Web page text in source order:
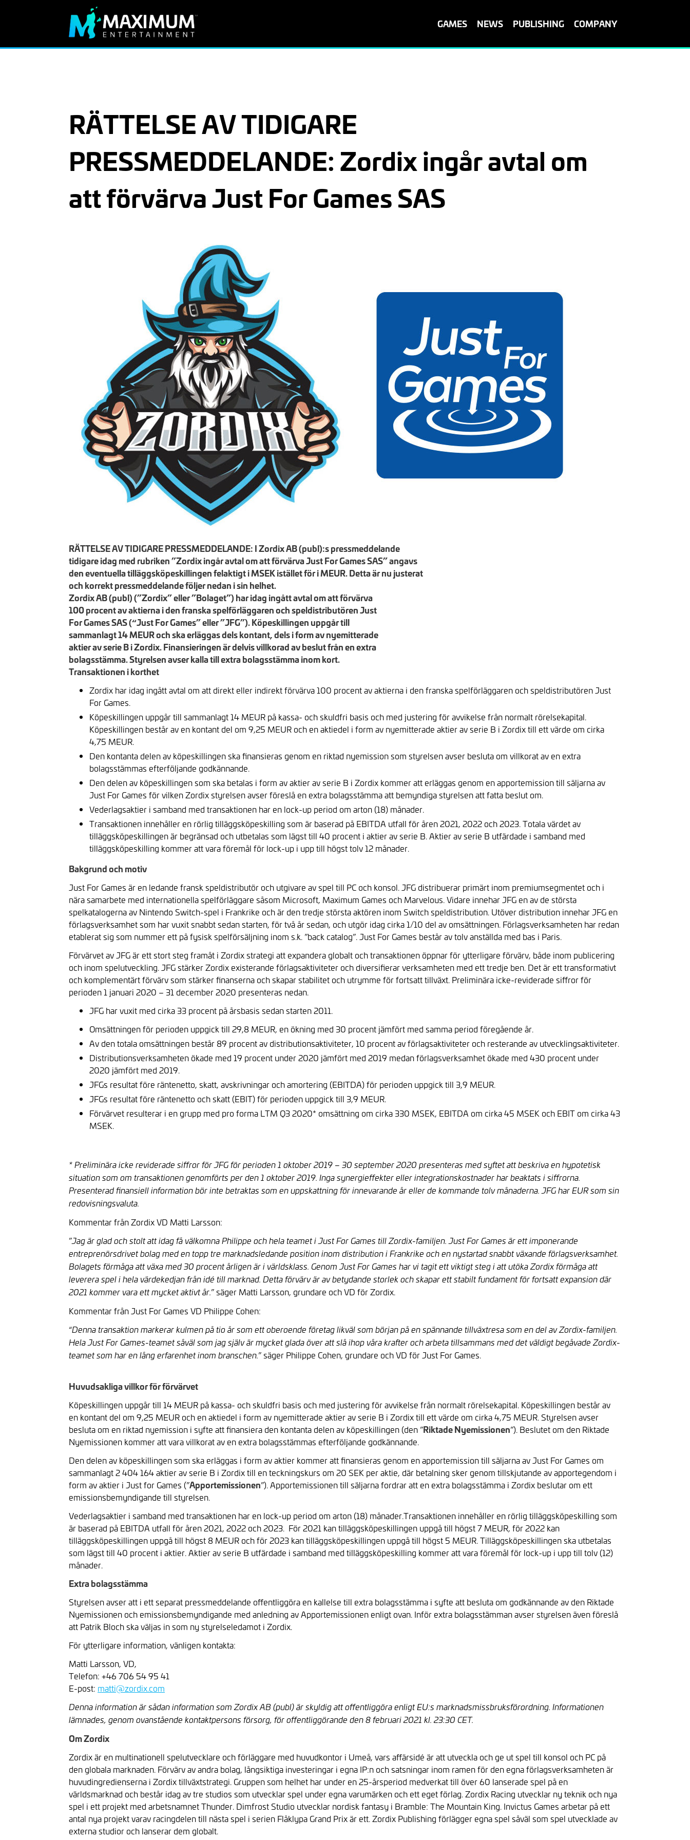
GAMES NEWS PUBLISHING COMPANY
RÄTTELSE AV TIDIGARE
PRESSMEDDELANDE: Zordix ingår avtal om
att förvärva Just For Games SAS
RÄTTELSE AV TIDIGARE PRESSMEDDELANDE: I Zordix AB (publ):s pressmeddelande
tidigare idag med rubriken ”Zordix ingår avtal om att förvärva Just For Games SAS” angavs
den eventuella tilläggsköpeskillingen felaktigt i MSEK istället för i MEUR. Detta är nu justerat
och korrekt pressmeddelande följer nedan i sin helhet.
Zordix AB (publ) (”Zordix” eller ”Bolaget”) har idag ingått avtal om att förvärva
100 procent av aktierna i den franska spelförläggaren och speldistributören Just
For Games SAS (“Just For Games” eller ”JFG”). Köpeskillingen uppgår till
sammanlagt 14 MEUR och ska erläggas dels kontant, dels i form av nyemitterade
aktier av serie B i Zordix. Finansieringen är delvis villkorad av beslut från en extra
bolagsstämma. Styrelsen avser kalla till extra bolagsstämma inom kort.
Transaktionen i korthet
Zordix har idag ingått avtal om att direkt eller indirekt förvärva 100 procent av aktierna i den franska spelförläggaren och speldistributören Just
For Games.
Köpeskillingen uppgår till sammanlagt 14 MEUR på kassa- och skuldfri basis och med justering för avvikelse från normalt rörelsekapital.
Köpeskillingen består av en kontant del om 9,25 MEUR och en aktiedel i form av nyemitterade aktier av serie B i Zordix till ett värde om cirka
4,75 MEUR.
Den kontanta delen av köpeskillingen ska finansieras genom en riktad nyemission som styrelsen avser besluta om villkorat av en extra
bolagsstämmas efterföljande godkännande.
Den delen av köpeskillingen som ska betalas i form av aktier av serie B i Zordix kommer att erläggas genom en apportemission till säljarna av
Just For Games för vilken Zordix styrelsen avser föreslå en extra bolagsstämma att bemyndiga styrelsen att fatta beslut om.
Vederlagsaktier i samband med transaktionen har en lock-up period om arton (18) månader.
Transaktionen innehåller en rörlig tilläggsköpeskilling som är baserad på EBITDA utfall för åren 2021, 2022 och 2023. Totala värdet av
tilläggsköpeskillingen är begränsad och utbetalas som lägst till 40 procent i aktier av serie B. Aktier av serie B utfärdade i samband med
tilläggsköpeskilling kommer att vara föremål för lock-up i upp till högst tolv 12 månader.
Bakgrund och motiv
Just For Games är en ledande fransk speldistributör och utgivare av spel till PC och konsol. JFG distribuerar primärt inom premiumsegmentet och i
nära samarbete med internationella spelförläggare såsom Microsoft, Maximum Games och Marvelous. Vidare innehar JFG en av de största
spelkatalogerna av Nintendo Switch-spel i Frankrike och är den tredje största aktören inom Switch speldistribution. Utöver distribution innehar JFG en
förlagsverksamhet som har vuxit snabbt sedan starten, för två år sedan, och utgör idag cirka 1/10 del av omsättningen. Förlagsverksamheten har redan
etablerat sig som nummer ett på fysisk spelförsäljning inom s.k. ”back catalog”. Just For Games består av tolv anställda med bas i Paris.
Förvärvet av JFG är ett stort steg framåt i Zordix strategi att expandera globalt och transaktionen öppnar för ytterligare förvärv, både inom publicering
och inom spelutveckling. JFG stärker Zordix existerande förlagsaktiviteter och diversifierar verksamheten med ett tredje ben. Det är ett transformativt
och komplementärt förvärv som stärker finanserna och skapar stabilitet och utrymme för fortsatt tillväxt. Preliminära icke-reviderade siffror för
perioden 1 januari 2020 – 31 december 2020 presenteras nedan.
JFG har vuxit med cirka 33 procent på årsbasis sedan starten 2011.
Omsättningen för perioden uppgick till 29,8 MEUR, en ökning med 30 procent jämfört med samma period föregående år.
Av den totala omsättningen består 89 procent av distributionsaktiviteter, 10 procent av förlagsaktiviteter och resterande av utvecklingsaktiviteter.
Distributionsverksamheten ökade med 19 procent under 2020 jämfört med 2019 medan förlagsverksamhet ökade med 430 procent under
2020 jämfört med 2019.
JFGs resultat före räntenetto, skatt, avskrivningar och amortering (EBITDA) för perioden uppgick till 3,9 MEUR.
JFGs resultat före räntenetto och skatt (EBIT) för perioden uppgick till 3,9 MEUR.
Förvärvet resulterar i en grupp med pro forma LTM Q3 2020* omsättning om cirka 330 MSEK, EBITDA om cirka 45 MSEK och EBIT om cirka 43
MSEK.
* Preliminära icke reviderade siffror för JFG för perioden 1 oktober 2019 – 30 september 2020 presenteras med syftet att beskriva en hypotetisk
situation som om transaktionen genomförts per den 1 oktober 2019. Inga synergieffekter eller integrationskostnader har beaktats i siffrorna.
Presenterad finansiell information bör inte betraktas som en uppskattning för innevarande år eller de kommande tolv månaderna. JFG har EUR som sin
redovisningsvaluta.
Kommentar från Zordix VD Matti Larsson:
”Jag är glad och stolt att idag få välkomna Philippe och hela teamet i Just For Games till Zordix-familjen. Just For Games är ett imponerande
entreprenörsdrivet bolag med en topp tre marknadsledande position inom distribution i Frankrike och en nystartad snabbt växande förlagsverksamhet.
Bolagets förmåga att växa med 30 procent årligen är i världsklass. Genom Just For Games har vi tagit ett viktigt steg i att utöka Zordix förmåga att
leverera spel i hela värdekedjan från idé till marknad. Detta förvärv är av betydande storlek och skapar ett stabilt fundament för fortsatt expansion där
2021 kommer vara ett mycket aktivt år.” säger Matti Larsson, grundare och VD för Zordix.
Kommentar från Just For Games VD Philippe Cohen:
“Denna transaktion markerar kulmen på tio år som ett oberoende företag likväl som början på en spännande tillväxtresa som en del av Zordix-familjen.
Hela Just For Games-teamet såväl som jag själv är mycket glada över att slå ihop våra krafter och arbeta tillsammans med det väldigt begåvade Zordix-
teamet som har en lång erfarenhet inom branschen.” säger Philippe Cohen, grundare och VD för Just For Games.
Huvudsakliga villkor för förvärvet
Köpeskillingen uppgår till 14 MEUR på kassa- och skuldfri basis och med justering för avvikelse från normalt rörelsekapital. Köpeskillingen består av
en kontant del om 9,25 MEUR och en aktiedel i form av nyemitterade aktier av serie B i Zordix till ett värde om cirka 4,75 MEUR. Styrelsen avser
besluta om en riktad nyemission i syfte att finansiera den kontanta delen av köpeskillingen (den ”Riktade Nyemissionen”). Beslutet om den Riktade
Nyemissionen kommer att vara villkorat av en extra bolagsstämmas efterföljande godkännande.
Den delen av köpeskillingen som ska erläggas i form av aktier kommer att finansieras genom en apportemission till säljarna av Just For Games om
sammanlagt 2 404 164 aktier av serie B i Zordix till en teckningskurs om 20 SEK per aktie, där betalning sker genom tillskjutande av apportegendom i
form av aktier i Just for Games (”Apportemissionen”). Apportemissionen till säljarna fordrar att en extra bolagsstämma i Zordix beslutar om ett
emissionsbemyndigande till styrelsen.
Vederlagsaktier i samband med transaktionen har en lock-up period om arton (18) månader.Transaktionen innehåller en rörlig tilläggsköpeskilling som
är baserad på EBITDA utfall för åren 2021, 2022 och 2023. För 2021 kan tilläggsköpeskillingen uppgå till högst 7 MEUR, för 2022 kan
tilläggsköpeskillingen uppgå till högst 8 MEUR och för 2023 kan tilläggsköpeskillingen uppgå till högst 5 MEUR. Tilläggsköpeskillingen ska utbetalas
som lägst till 40 procent i aktier. Aktier av serie B utfärdade i samband med tilläggsköpeskilling kommer att vara föremål för lock-up i upp till tolv (12)
månader.
Extra bolagsstämma
Styrelsen avser att i ett separat pressmeddelande offentliggöra en kallelse till extra bolagsstämma i syfte att besluta om godkännande av den Riktade
Nyemissionen och emissionsbemyndigande med anledning av Apportemissionen enligt ovan. Inför extra bolagsstämman avser styrelsen även föreslå
att Patrik Bloch ska väljas in som ny styrelseledamot i Zordix.
För ytterligare information, vänligen kontakta:
Matti Larsson, VD,
Telefon: +46 706 54 95 41
E-post: matti@zordix.com
Denna information är sådan information som Zordix AB (publ) är skyldig att offentliggöra enligt EU:s marknadsmissbruksförordning. Informationen
lämnades, genom ovanstående kontaktpersons försorg, för offentliggörande den 8 februari 2021 kl. 23:30 CET.
Om Zordix
Zordix är en multinationell spelutvecklare och förläggare med huvudkontor i Umeå, vars affärsidé är att utveckla och ge ut spel till konsol och PC på
den globala marknaden. Förvärv av andra bolag, långsiktiga investeringar i egna IP:n och satsningar inom ramen för den egna förlagsverksamheten är
huvudingredienserna i Zordix tillväxtstrategi. Gruppen som helhet har under en 25-årsperiod medverkat till över 60 lanserade spel på en
världsmarknad och består idag av tre studios som utvecklar spel under egna varumärken och ett eget förlag. Zordix Racing utvecklar ny teknik och nya
spel i ett projekt med arbetsnamnet Thunder. Dimfrost Studio utvecklar nordisk fantasy i Bramble: The Mountain King. Invictus Games arbetar på ett
antal nya projekt varav racingdelen till nästa spel i serien Flåklypa Grand Prix är ett. Zordix Publishing förlägger egna spel såväl som spel utvecklade av
externa studior och lanserar dem globalt.